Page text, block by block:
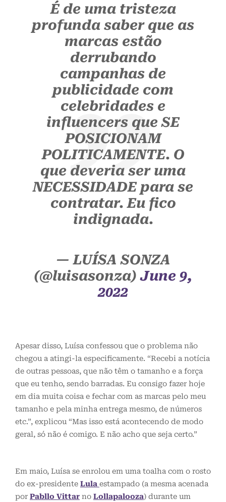
É de uma tristeza
profunda saber que as
marcas estão
derrubando
campanhas de
publicidade com
celebridades e
influencers que SE
POSICIONAM
POLITICAMENTE. O
que deveria ser uma
NECESSIDADE para se
contratar. Eu fico
indignada.
— LUÍSA SONZA
(@luisasonza)June 9,
2022
Apesar disso, Luísa confessou que o problema não
chegou a atingi-la especificamente. “Recebi a notícia
de outras pessoas, que não têm o tamanho e a força
que eu tenho, sendo barradas. Eu consigo fazer hoje
em dia muita coisa e fechar com as marcas pelo meu
tamanho e pela minha entrega mesmo, de números
etc.”, explicou “Mas isso está acontecendo de modo
geral, só não é comigo. E não acho que seja certo.”
Em maio, Luísa se enrolou em uma toalha com o rosto
do ex-presidente Lula estampado (a mesma acenada
por Pabllo Vittar no Lollapalooza) durante um